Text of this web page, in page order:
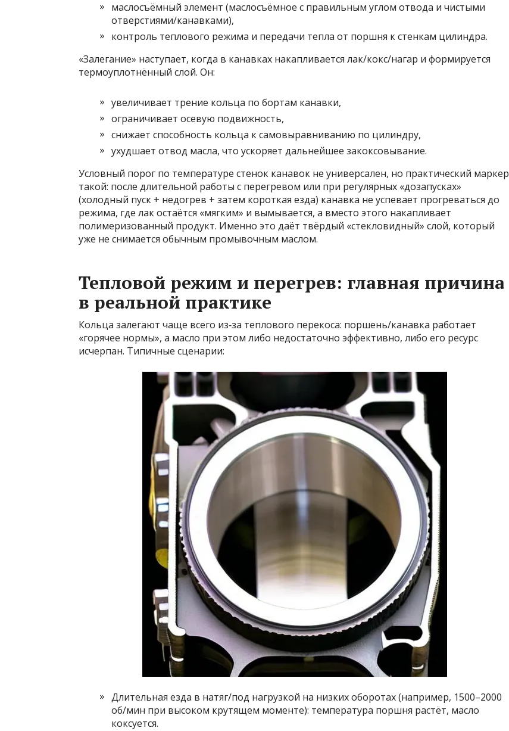
маслосъёмный элемент (маслосъёмное с правильным углом отвода и чистыми
отверстиями/канавками),
контроль теплового режима и передачи тепла от поршня к стенкам цилиндра.
«Залегание» наступает, когда в канавках накапливается лак/кокс/нагар и формируется
термоуплотнённый слой. Он:
увеличивает трение кольца по бортам канавки,
ограничивает осевую подвижность,
снижает способность кольца к самовыравниванию по цилиндру,
ухудшает отвод масла, что ускоряет дальнейшее закоксовывание.
Условный порог по температуре стенок канавок не универсален, но практический маркер
такой: после длительной работы с перегревом или при регулярных «дозапусках»
(холодный пуск + недогрев + затем короткая езда) канавка не успевает прогреваться до
режима, где лак остаётся «мягким» и вымывается, а вместо этого накапливает
полимеризованный продукт. Именно это даёт твёрдый «стекловидный» слой, который
уже не снимается обычным промывочным маслом.
Тепловой режим и перегрев: главная причина
в реальной практике
Кольца залегают чаще всего из‑за теплового перекоса: поршень/канавка работает
«горячее нормы», а масло при этом либо недостаточно эффективно, либо его ресурс
исчерпан. Типичные сценарии:
Длительная езда в натяг/под нагрузкой на низких оборотах (например, 1500–2000
об/мин при высоком крутящем моменте): температура поршня растёт, масло
коксуется.